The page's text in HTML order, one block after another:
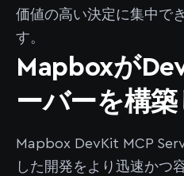
価値の高い決定に集中で
す。
Mapboxが
ーバーを構
Mapbox DevKit MCP
した開発をより迅速かつ